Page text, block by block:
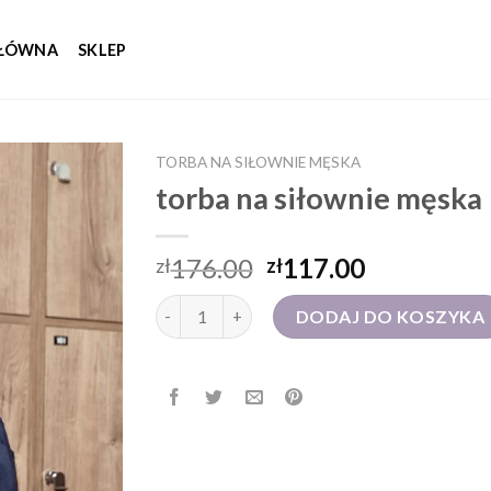
SKLEP
TORBA NA SIŁOWNIE MĘSKA
torba na siłownie męska
zł176.00 zł117.00
ilość torba na siłownie męskaDODAJ DO KOSZYKA